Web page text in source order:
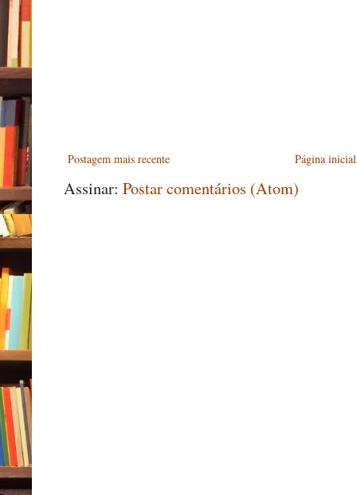
Postagem mais recente Página inicial
Assinar: Postar comentários (Atom)